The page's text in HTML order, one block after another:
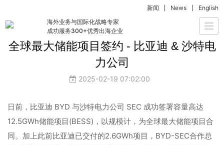
海外业务与国际化战略专家
成功服务300+优秀出海企业
新闻 News English
全球最大储能项目签约 - 比亚迪 & 沙特电
力公司
2025-02-19 07:02:00
日前，比亚迪 BYD 与沙特电力公司 SEC 成功签署容量高达
12.5GWh储能项目(BESS)，以规模计，为全球最大储能项目合
同。加上此前比亚迪已交付的2.6GWh项目，BYD-SEC合作总